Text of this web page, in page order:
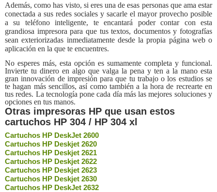
Además, como has visto, si eres una de esas personas que ama estar
conectada a sus redes sociales y sacarle el mayor provecho posible
a su teléfono inteligente, te encantará poder contar con esta
grandiosa impresora para que tus textos, documentos y fotografías
sean exteriorizadas inmediatamente desde la propia página web o
aplicación en la que te encuentres.
No esperes más, esta opción es sumamente completa y funcional.
Invierte tu dinero en algo que valga la pena y ten a la mano esta
gran innovación de impresión para que tu trabajo o los estudios se
te hagan más sencillos, así como también a la hora de recrearte en
tus redes. La tecnología pone cada día más las mejores soluciones y
opciones en tus manos.
Otras impresoras HP que usan estos
cartuchos HP 304 / HP 304 xl
Cartuchos HP DeskJet 2600
Cartuchos HP Deskjet 2620
Cartuchos HP Deskjet 2621
Cartuchos HP Deskjet 2622
Cartuchos HP Deskjet 2623
Cartuchos HP Deskjet 2630
Cartuchos HP DeskJet 2632